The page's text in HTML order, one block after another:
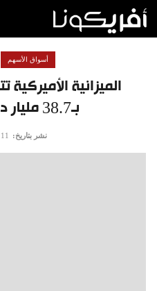
الميزانية
بـ38.7 مليار دولار في يناير
أسواق الأسهم
نشر بتاريخ: 11 فبراير 2023